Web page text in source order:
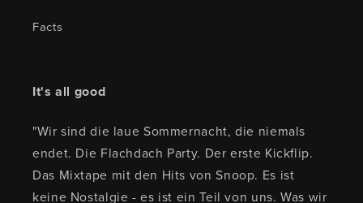
Facts
It's all good
"Wir sind die laue Sommernacht, die niemals
endet. Die Flachdach Party. Der erste Kickflip.
Das Mixtape mit den Hits von Snoop. Es ist
keine Nostalgie - es ist ein Teil von uns. Was wir